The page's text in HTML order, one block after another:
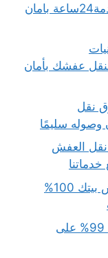
نقل عفش من الرياض الى القصيم خدمة24ساعة بامان
الأمثل بـ20%خصم لنقل عفشك بأمان
نقل
وصوله سليمًا
نقل العفش
دينا نقل عفش حي العارض..نقل عفش بيتك 100%
دينا نقل عفش حي اليرموك مع ضمان 99% على